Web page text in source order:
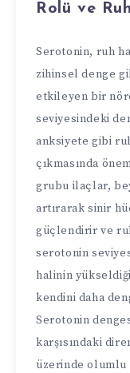
Rolü ve
Serotonin, ruh
zihinsel denge
etkileyen bir
seviyesindeki
anksiyete gibi
çıkmasında
grubu ilaçlar,
artırarak sinir
güçlendirir ve
serotonin
halinin
kendini daha
Serotonin
karşısındaki
üzerinde